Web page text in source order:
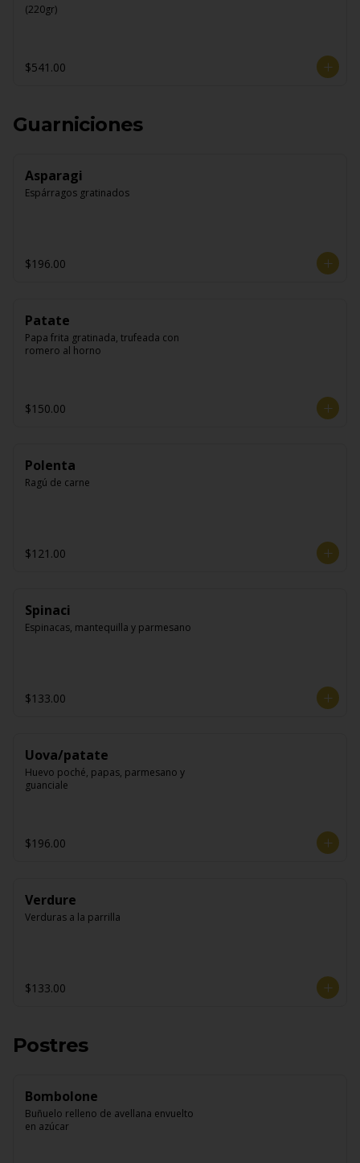
(220gr)
$541.00
Guarniciones
Asparagi
Espárragos gratinados
$196.00
Patate
Papa frita gratinada, trufeada con
romero al horno
$150.00
Polenta
Ragú de carne
$121.00
Spinaci
Espinacas, mantequilla y parmesano
$133.00
Uova/patate
Huevo poché, papas, parmesano y
guanciale
$196.00
Verdure
Verduras a la parrilla
$133.00
Postres
Bombolone
Buñuelo relleno de avellana envuelto
en azúcar